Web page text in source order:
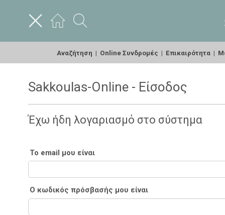
Αναζήτηση | Online Συνδρομές | Επικαιρότητα |
Sakkoulas-Online - Είσοδος
Έχω ήδη λογαριασμό στο σύστημα
Το email μου είναι
Ο κωδικός πρόσβασής μου είναι